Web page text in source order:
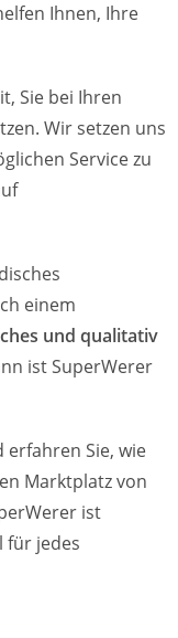
Ihnen, Ihre
Sie bei Ihren
Wir setzen uns
Service zu
einem
und qualitativ
ist SuperWerer
Sie, wie
Marktplatz von
ist
für jedes